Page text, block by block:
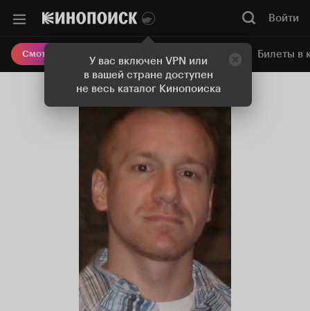
У вас включен VPN или
в вашей стране доступен
не весь каталог Кинопоиска
Войти
Смотреть кино Онлайн-кинотеатр Билеты в